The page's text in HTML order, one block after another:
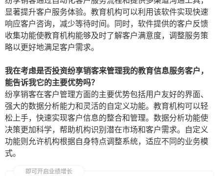
显著提升客户服务体验。教育机构可以利用该软件实现快速
响应客户咨询，减少等待时间。同时，软件提供的客户反馈
收集功能使教育机构能够及时了解客户满意度，调整服务策
略以更好地满足客户需求。
我在考虑是否投资纷享销客来管理我的教育信息服务客户，
能告诉我它的主要优势吗？
纷享销客在客户管理方面的主要优势包括用户友好的界面、
强大的数据分析能力和灵活的自定义功能。教育机构可以轻
松上手，快速实现客户信息的整合和管理。数据分析功能使
决策更加科学，帮助机构识别潜在市场和客户需求。自定义
功能则允许机构根据自身特点调整系统，适应不同的业务模
式。
即可开启业绩增长